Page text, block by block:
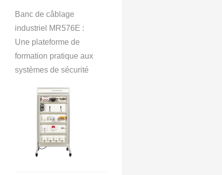
Banc de câblage
industriel MR576E :
Une plateforme de
formation pratique aux
systèmes de sécurité